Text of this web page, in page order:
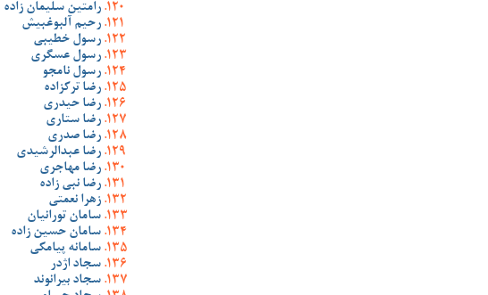
رامتین سلیمان زاده
رحیم آلبوغبیش
رسول خطیبی
رسول عسگری
رسول نامجو
رضا ترکزاده
رضا حیدری
رضا ستاری
رضا صدری
رضا عبدالرشیدی
رضا مهاجری
رضا نبی زاده
زهرا نعمتی
سامان تورانیان
سامان حسین زاده
سامانه پیامکی
سجاد اژدر
سجاد بیرانوند